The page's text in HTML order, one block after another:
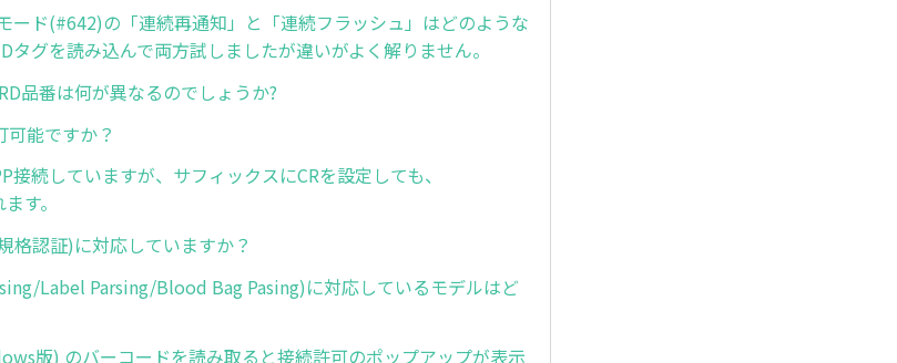
ード(#642)の「連続再通知」と「連続フラッシュ」はどのような
グを読み込んで両方試しましたが違いがよく解りません。
品番は何が異なるのでしょうか?
可能ですか？
接続していますが、サフィックスにCRを設定しても、
す。
格認証)に対応していますか？
Label Parsing/Blood Bag Pasing)に対応しているモデルはど
版) のバーコードを読み取ると接続許可のポップアップが表示